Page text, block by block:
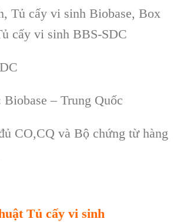
, Tủ cấy vi sinh Biobase, Box
cấy vi sinh BBS-SDC
Biobase – Trung Quốc
CO,CQ và Bộ chứng từ hàng
Tủ cấy vi sinh